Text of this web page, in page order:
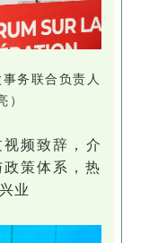
务联合负责人
视频致辞，介
策体系，热
业